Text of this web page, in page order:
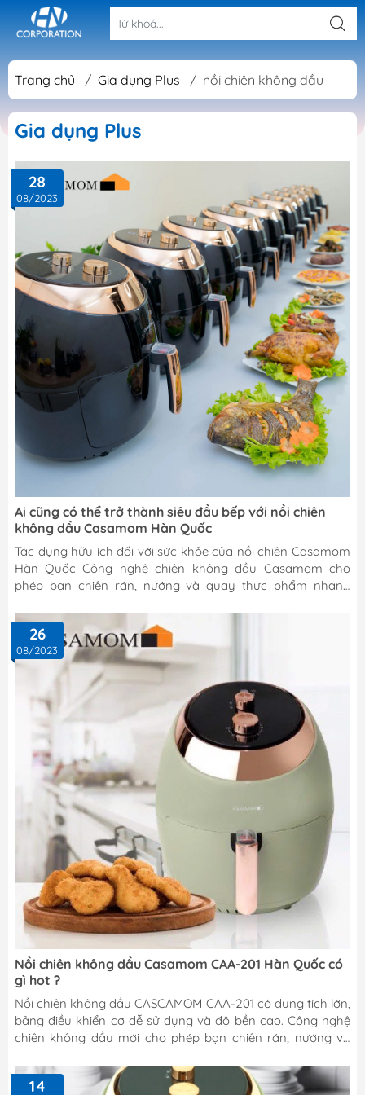
Trang chủ / Gia dụng Plus / nồi chiên không dầu
Gia dụng Plus
28
08/2023
Ai cũng có thể trở thành siêu đầu bếp với nồi chiên
không dầu Casamom Hàn Quốc
Tác dụng hữu ích đối với sức khỏe của nồi chiên Casamom
Hàn Quốc Công nghệ chiên không dầu Casamom cho
phép bạn chiên rán, nướng và quay thực phẩm nhanh
có thể thoải mái ăn các món chiên rán mà vẫn giữ được
vóc dáng và không ảnh hướng đến sức khỏe. Nồi chiên
không dầu Casamom được trang bị công nghệ điều khiển
cơ bền bỉ, dễ dàng thao tác sử dụng. Vỏ ngoài được làm từ
chất liệu nhựa bền đẹp, chịu nhiệt tốt và dễ dàng...
26
08/2023
Nồi chiên không dầu Casamom CAA-201 Hàn Quốc có
gì hot ?
Nồi chiên không dầu CASCAMOM CAA-201 có dung tích lớn,
bảng điều khiển cơ dễ sử dụng và độ bền cao. Công nghệ
chiên không dầu mới cho phép bạn chiên rán, nướng và
rất ít dầu ăn. Bởi vậy bạn có thể thoải mái ăn các món
chiên, rán mà vẫn giữ được vóc dáng và không ảnh hướng
14